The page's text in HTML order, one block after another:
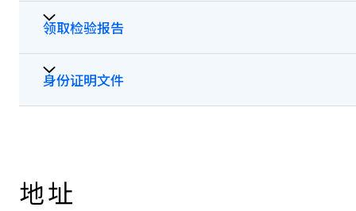
病人如欲索取医疗纪录副本或要求驻院医生填写住
申请程序及收费详情可参阅「申请病人资料须知及表
电邮至sph.hird@stpaul.org.hk. 与本院医疗资讯及纪
领取检验报告
一般医疗检验报告只会存放在门诊部或所属部门三
他人领取，如想查询相关部门开放时间，请致电本院
身份证明文件
地址